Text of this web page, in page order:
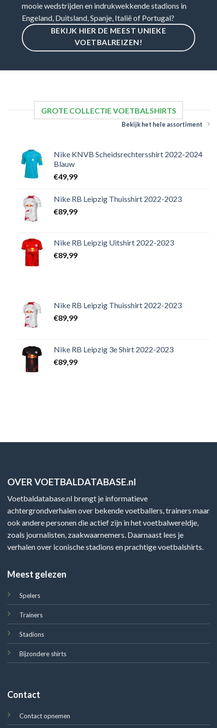
mooie wedstrijden en indrukwekkende stadions in
Engeland, Duitsland, Spanje, Italië of Portugal?
BEKIJK HIER DE MEEST UNIEKE
VOETBALREIZEN!
GROTE COLLECTIE VOETBALSHIRTS
Bekijk het hele assortiment
Nike KNVB Scheidsrechtersshirt 2022-2024
Blauw
€49,99
Nike RB Leipzig Thuisshirt 2022-2023
€89,99
Nike RB Leipzig Uitshirt 2022-2023
€89,99
Nike RB Leipzig Thuisshirt 2022-2023
€89,99
Nike RB Leipzig 3e Shirt 2022-2023
€89,99
OVER VOETBALDATABASE.nl
Voetbaldatabase.nl brengt je informatieve
achtergrondverhalen over bekende voetballers, trainers maar
ook andere personen die actief zijn in het voetbalwereldje,
zoals journalisten, zaakwaarnemers. Daarnaast lees je
verhalen over iconische stadions en prachtige voetbalshirts.
Meest gelezen
Spelers
Trainers
Stadions
Bijzondere shirts
Contact
Contact opnemen